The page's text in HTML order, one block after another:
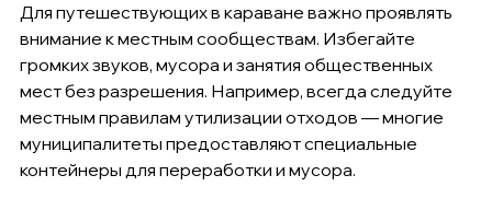
Для путешествующих в караване важно проявлять
внимание к местным сообществам. Избегайте
громких звуков, мусора и занятия общественных
мест без разрешения. Например, всегда следуйте
местным правилам утилизации отходов — многие
муниципалитеты предоставляют специальные
контейнеры для переработки и мусора.